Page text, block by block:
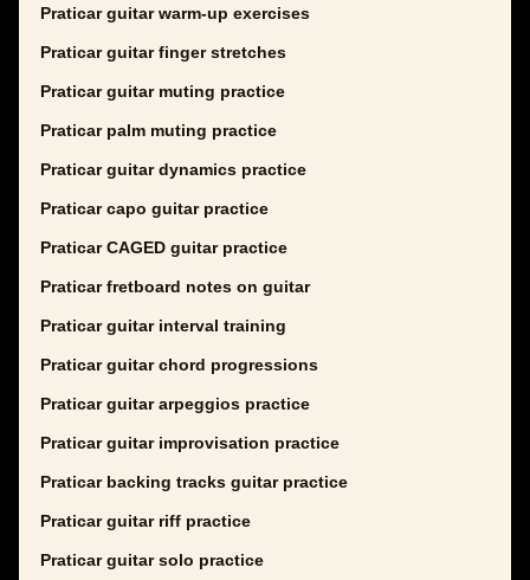
Praticar guitar warm-up exercises
Praticar guitar finger stretches
Praticar guitar muting practice
Praticar palm muting practice
Praticar guitar dynamics practice
Praticar capo guitar practice
Praticar CAGED guitar practice
Praticar fretboard notes on guitar
Praticar guitar interval training
Praticar guitar chord progressions
Praticar guitar arpeggios practice
Praticar guitar improvisation practice
Praticar backing tracks guitar practice
Praticar guitar riff practice
Praticar guitar solo practice